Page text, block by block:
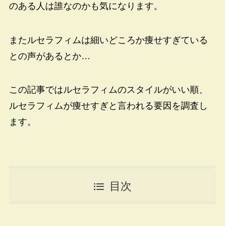
のある人は誰なのかも気になります。
またルセラフィムは細いどころか痩せすぎている
との声があるとか…
この記事ではルセラフィムのスタイルがいい順、
ルセラフィムが痩せすぎと言われる要因を調査し
ます。
目次